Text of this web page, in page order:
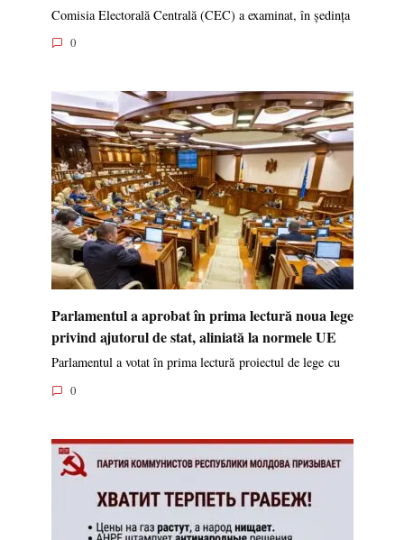
Comisia Electorală Centrală (CEC) a examinat, în ședința
0
Parlamentul a aprobat în prima lectură noua lege
privind ajutorul de stat, aliniată la normele UE
Parlamentul a votat în prima lectură proiectul de lege cu
0